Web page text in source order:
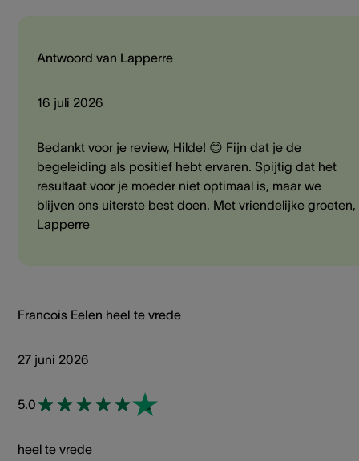
Antwoord van Lapperre
16 juli 2026
Bedankt voor je review, Hilde! 😊 Fijn dat je de
begeleiding als positief hebt ervaren. Spijtig dat het
resultaat voor je moeder niet optimaal is, maar we
blijven ons uiterste best doen. Met vriendelijke groeten,
Lapperre
Francois Eelen heel te vrede
27 juni 2026
5.0
heel te vrede